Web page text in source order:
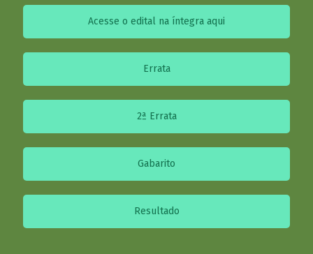
Acesse o edital na íntegra aqui
Errata
2ª Errata
Gabarito
Resultado